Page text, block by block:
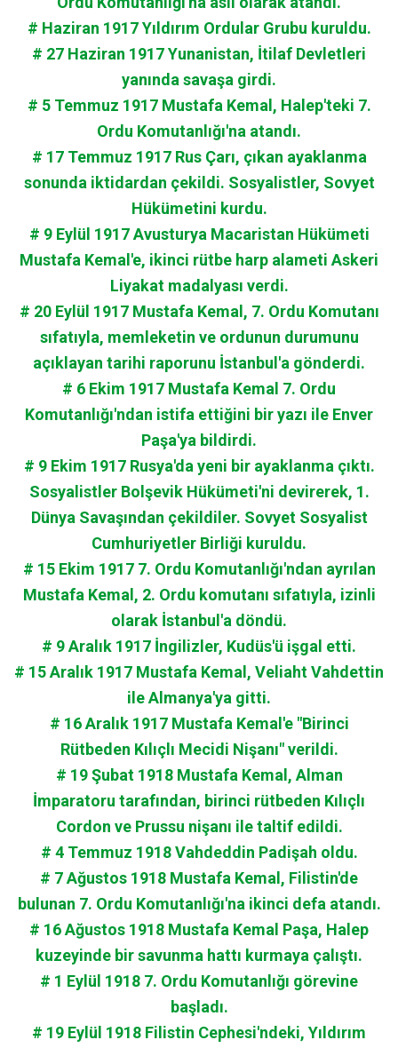
# Haziran 1917 Yıldırım Ordular Grubu kuruldu.
# 27 Haziran 1917 Yunanistan, İtilaf Devletleri
yanında savaşa girdi.
# 5 Temmuz 1917 Mustafa Kemal, Halep'teki 7.
Ordu Komutanlığı'na atandı.
# 17 Temmuz 1917 Rus Çarı, çıkan ayaklanma
sonunda iktidardan çekildi. Sosyalistler, Sovyet
Hükümetini kurdu.
# 9 Eylül 1917 Avusturya Macaristan Hükümeti
Mustafa Kemal'e, ikinci rütbe harp alameti Askeri
Liyakat madalyası verdi.
# 20 Eylül 1917 Mustafa Kemal, 7. Ordu Komutanı
sıfatıyla, memleketin ve ordunun durumunu
açıklayan tarihi raporunu İstanbul'a gönderdi.
# 6 Ekim 1917 Mustafa Kemal 7. Ordu
Komutanlığı'ndan istifa ettiğini bir yazı ile Enver
Paşa'ya bildirdi.
# 9 Ekim 1917 Rusya'da yeni bir ayaklanma çıktı.
Sosyalistler Bolşevik Hükümeti'ni devirerek, 1.
Dünya Savaşından çekildiler. Sovyet Sosyalist
Cumhuriyetler Birliği kuruldu.
# 15 Ekim 1917 7. Ordu Komutanlığı'ndan ayrılan
Mustafa Kemal, 2. Ordu komutanı sıfatıyla, izinli
olarak İstanbul'a döndü.
# 9 Aralık 1917 İngilizler, Kudüs'ü işgal etti.
# 15 Aralık 1917 Mustafa Kemal, Veliaht Vahdettin
ile Almanya'ya gitti.
# 16 Aralık 1917 Mustafa Kemal'e "Birinci
Rütbeden Kılıçlı Mecidi Nişanı" verildi.
# 19 Şubat 1918 Mustafa Kemal, Alman
İmparatoru tarafından, birinci rütbeden Kılıçlı
Cordon ve Prussu nişanı ile taltif edildi.
# 4 Temmuz 1918 Vahdeddin Padişah oldu.
# 7 Ağustos 1918 Mustafa Kemal, Filistin'de
bulunan 7. Ordu Komutanlığı'na ikinci defa atandı.
# 16 Ağustos 1918 Mustafa Kemal Paşa, Halep
kuzeyinde bir savunma hattı kurmaya çalıştı.
# 1 Eylül 1918 7. Ordu Komutanlığı görevine
başladı.
# 19 Eylül 1918 Filistin Cephesi'ndeki, Yıldırım